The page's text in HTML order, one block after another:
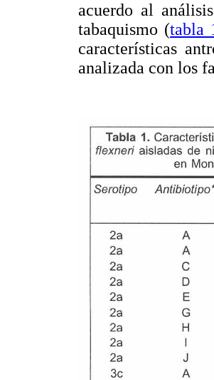
acuerdo al
tabaquismo (tabla
características
analizada con los